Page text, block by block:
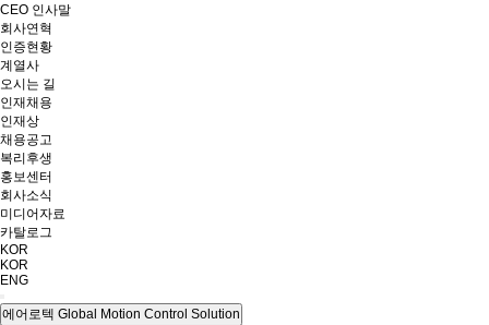
CEO 인사말
회사연혁
인증현황
계열사
오시는 길
인재채용
인재상
채용공고
복리후생
홍보센터
회사소식
미디어자료
카탈로그
KOR
KOR
ENG
에어로텍 Global Motion Control Solution